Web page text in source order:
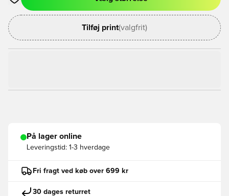
Åbner en Modal til at logge ind eller tilmelde dig som medlem
Tilføj print(valgfrit)
På lager online
Leveringstid: 1-3 hverdage
Fri fragt ved køb over 699 kr
30 dages returret